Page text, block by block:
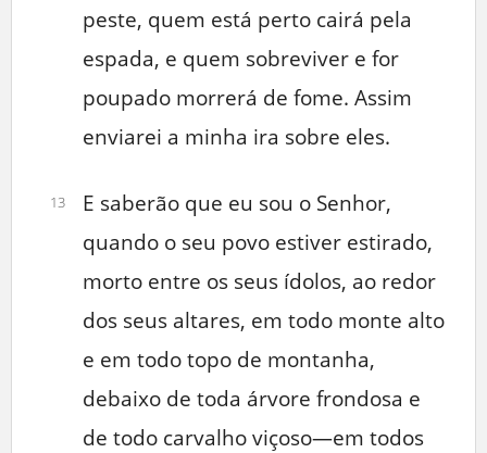
peste, quem está perto cairá pela
espada, e quem sobreviver e for
poupado morrerá de fome. Assim
enviarei a minha ira sobre eles.
13
E saberão que eu sou o Senhor,
quando o seu povo estiver estirado,
morto entre os seus ídolos, ao redor
dos seus altares, em todo monte alto
e em todo topo de montanha,
debaixo de toda árvore frondosa e
de todo carvalho viçoso—em todos